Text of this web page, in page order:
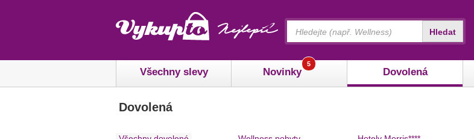
Všechny slevy Novinky
5
Dovolená
Hledat
Dovolená